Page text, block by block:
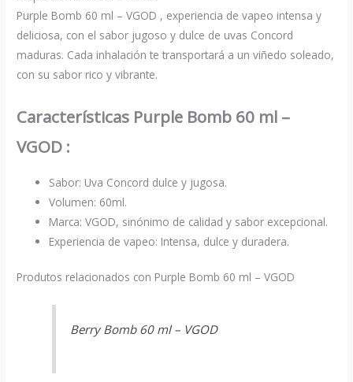
Purple Bomb 60 ml – VGOD , experiencia de vapeo intensa y
deliciosa, con el sabor jugoso y dulce de uvas Concord
maduras. Cada inhalación te transportará a un viñedo soleado,
con su sabor rico y vibrante.
Características Purple Bomb 60 ml –
VGOD :
Sabor: Uva Concord dulce y jugosa.
Volumen: 60ml.
Marca: VGOD, sinónimo de calidad y sabor excepcional.
Experiencia de vapeo: Intensa, dulce y duradera.
Produtos relacionados con Purple Bomb 60 ml – VGOD
Berry Bomb 60 ml – VGOD